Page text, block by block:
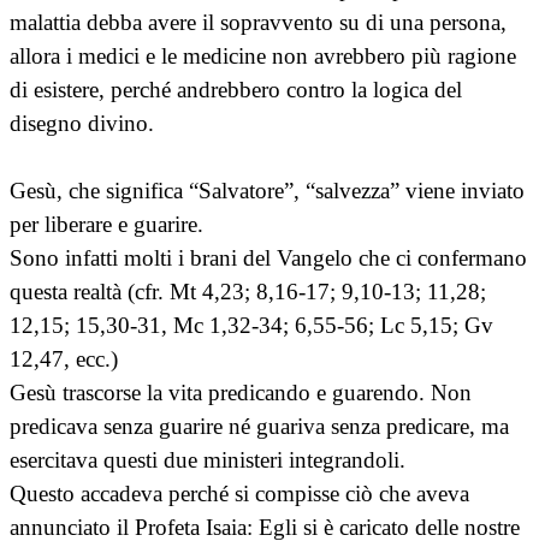
malattia debba avere il sopravvento su di una persona,
allora i medici e le medicine non avrebbero più ragione
di esistere, perché andrebbero contro la logica del
disegno divino.
Gesù, che significa “Salvatore”, “salvezza” viene inviato
per liberare e guarire.
Sono infatti molti i brani del Vangelo che ci confermano
questa realtà (cfr. Mt 4,23; 8,16-17; 9,10-13; 11,28;
12,15; 15,30-31, Mc 1,32-34; 6,55-56; Lc 5,15; Gv
12,47, ecc.)
Gesù trascorse la vita predicando e guarendo. Non
predicava senza guarire né guariva senza predicare, ma
esercitava questi due ministeri integrandoli.
Questo accadeva perché si compisse ciò che aveva
annunciato il Profeta Isaia: Egli si è caricato delle nostre